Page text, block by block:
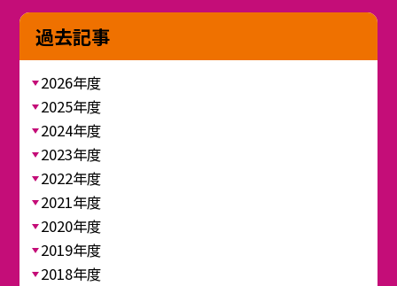
過去記事
2026年度
2025年度
2024年度
2023年度
2022年度
2021年度
2020年度
2019年度
2018年度